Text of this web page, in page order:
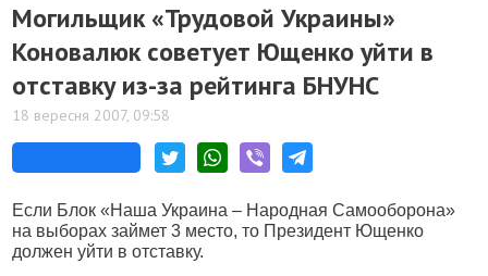
Могильщик «Трудовой Украины»
Коновалюк советует Ющенко уйти в
отставку из-за рейтинга БНУНС
18 вересня 2007, 09:58
Если Блок «Наша Украина – Народная Самооборона»
на выборах займет 3 место, то Президент Ющенко
должен уйти в отставку.